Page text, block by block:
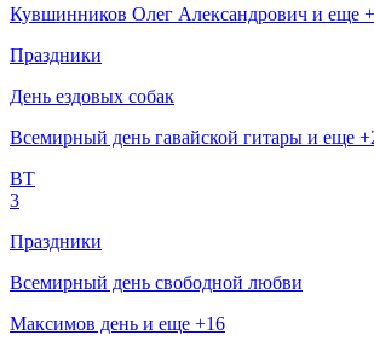
Кувшинников Олег Александрович и еще
Праздники
День ездовых собак
Всемирный день гавайской гитары и еще
ВТ
3
Праздники
Всемирный день свободной любви
Максимов день и еще +16